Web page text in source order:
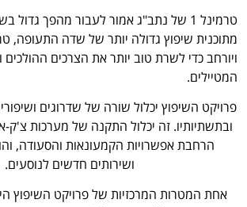
טרמינל 1 של נתב"ג אמור לעבור מהפך
ויורחב כדי לשרת טוב יותר את הצרכים ההולכים
המטיילים.
פרויקט השיפוץ יכלול שורה של שדרוגים
ובתשתיותיו. זה יכלול התקנה של מערכות
הרחבת אפשרויות הקמעונאות והסעודה,
ושירותים חדשים לנוסעים.
אחת המטרות המרכזיות של פרויקט השיפוץ